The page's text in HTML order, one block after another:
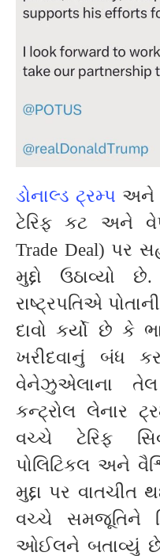
ડોનાલ્ડ ટ્રમ્પ અને
ટેરિફ કટ અને
Trade Deal) પર
મુદ્દો ઉઠાવ્યો
રાષ્ટ્રપતિએ
દાવો કર્યો છે કે
ખરીદવાનું બંધ
વેનેઝુએલાના
કન્ટ્રોલ લેનાર
વચ્ચે ટેરિફ
પોલિટિકલ અને
મુદ્દા પર
વચ્ચે સમજૂતિને
ઓઈલને બતાવ્યું